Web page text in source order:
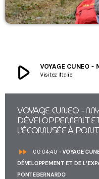
play_arrow Visitez l'Italie
VOYAGE CUNEO -
DÉVELOPPEMENT
L’ÉCOMUSÉE À
fast_forward 00:04:40 - VOYAGE
DÉVELOPPEMENT ET DE
PONTEBERNARDO